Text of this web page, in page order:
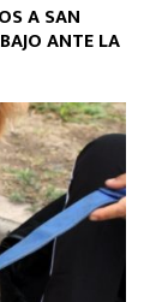
A SAN
ANTE LA